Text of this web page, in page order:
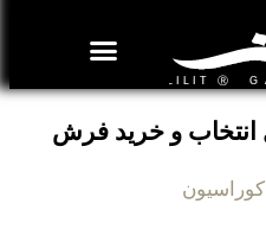
انتخاب و خرید فرش